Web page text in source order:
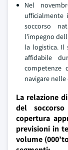
Nel
ufficialmente
soccorso
l'impegno
la logistica. Il
affidabile
competenze
navigare
La relazione
del
copertura
previsioni in
volume